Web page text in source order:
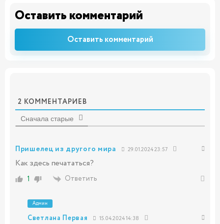
Оставить комментарий
Оставить комментарий
2 КОММЕНТАРИЕВ
Сначала старые
Пришелец из другого мира 29.01.2024 23:57
Как здесь печататься?
1 Ответить
Админ
Светлана Первая 15.04.2024 14:38